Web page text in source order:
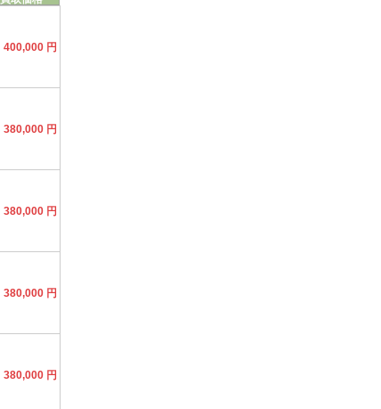
400,000 円
380,000 円
380,000 円
380,000 円
380,000 円